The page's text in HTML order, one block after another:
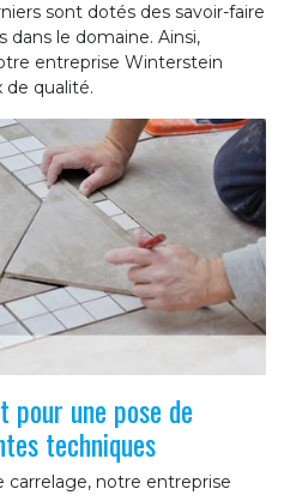
sont dotés des savoir-faire
le domaine. Ainsi,
entreprise Winterstein
de qualité.
une pose de
techniques
carrelage, notre entreprise